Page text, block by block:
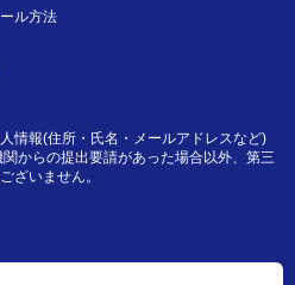
ル方法
情報(住所・氏名・メールアドレスなど)
からの提出要請があった場合以外、第三
ざいません。